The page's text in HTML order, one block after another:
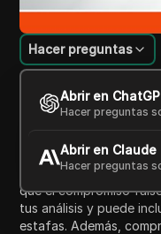
Introducción al
Hacer preguntas
Abrir en
Hacer preguntas
Abrir en Claude
Hacer preguntas
Este video describe
deberías comprar likes
puede parecer una
las redes sociales; sin
de likes falsos a
que el compromiso
tus análisis y puede
estafas. Además,